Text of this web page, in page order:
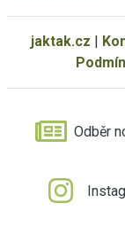
jaktak.cz |
Odběr